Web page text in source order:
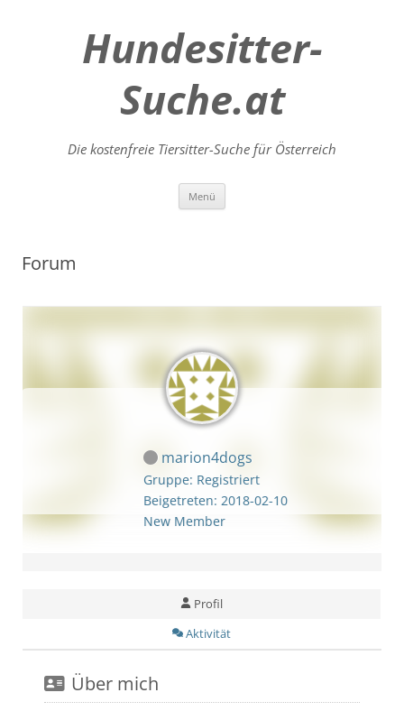
Hundesitter-
Suche.at
Die kostenfreie Tiersitter-Suche für Österreich
Menü
Forum
marion4dogs
Gruppe: Registriert
Beigetreten: 2018-02-10
New Member
Profil
Aktivität
Über mich